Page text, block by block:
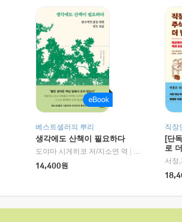
베스트셀러의 뿌리
생각에도 산책이 필요하다
도야마 시게히코 저/지소연 역
알에이치코리
14,400원
직장
[단
로